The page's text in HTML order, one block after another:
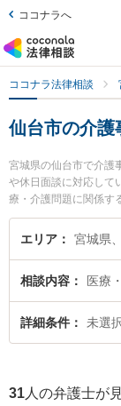
ココナラへ
ココナラ法律相談
仙台市の介護
宮城県の仙台市で介護
や休日面談に対応して
療・介護問題に関係す
等の細かな分野での絞
ロフェッションの髙
介護事故のトラブル
決の実績豊富な近くの
相談できる仙台市内
エリア
相談内容 医療
詳細条件 未選
31 人の弁護士が